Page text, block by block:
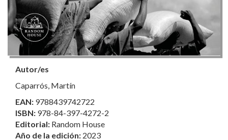
Autor/es
Caparrós, Martín
EAN: 9788439742722
ISBN: 978-84-397-4272-2
Editorial: Random House
Año de la edición: 2023